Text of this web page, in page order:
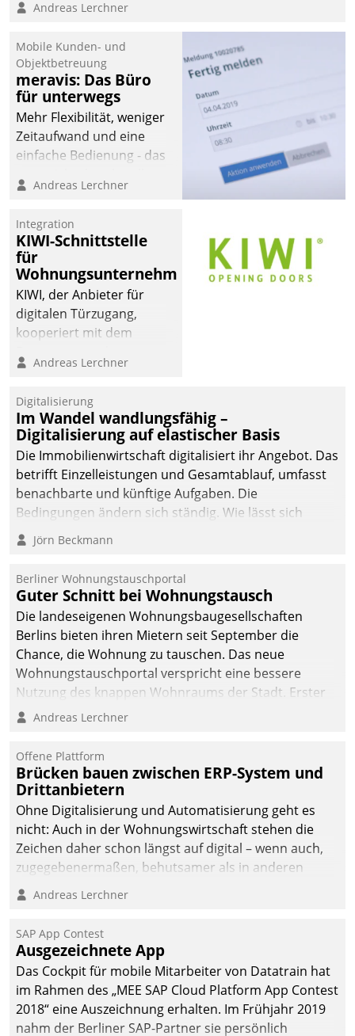
und Beschwerde-Management einen eigenen Kanal
ein.
Andreas Lerchner
Mobile Kunden- und
Objektbetreuung
meravis: Das Büro
für unterwegs
Mehr Flexibilität, weniger
Zeitaufwand und eine
einfache Bedienung - das
Cockpit für mobile
Datatrain. Die meravis
Wohnungsbau- und
Immobilien GmbH hat
sich dabei für den Betrieb
der Lösung über die SAP
Cloud Platform
Unternehmen am
Andreas Lerchner
Integration
KIWI-Schnittstelle
für
Wohnungsunternehmen
KIWI, der Anbieter für
digitalen Türzugang,
kooperiert mit dem
Softwareentwicklungshaus
Andreas Lerchner
Digitalisierung
Im Wandel wandlungsfähig –
Digitalisierung auf elastischer Basis
Die Immobilienwirtschaft digitalisiert ihr Angebot. Das
betrifft Einzelleistungen und Gesamtablauf, umfasst
benachbarte und künftige Aufgaben. Die
Bedingungen ändern sich ständig. Wie lässt sich
technisch die Kontrolle wahren und zugleich Freiraum
fürs Wachsen öffnen?
Jörn Beckmann
Berliner Wohnungstauschportal
Guter Schnitt bei Wohnungstausch
Die landeseigenen Wohnungsbaugesellschaften
Berlins bieten ihren Mietern seit September die
Chance, die Wohnung zu tauschen. Das neue
Wohnungstauschportal verspricht eine bessere
Nutzung des knappen Wohnraums der Stadt. Erster
Anwendungsfall für Datatrains Lösung API-Hub mit
Unternehmen.
Andreas Lerchner
Offene Plattform
Brücken bauen zwischen ERP-System und
Drittanbietern
Ohne Digitalisierung und Automatisierung geht es
nicht: Auch in der Wohnungswirtschaft stehen die
Zeichen daher schon längst auf digital – wenn auch,
zugegebenermaßen, behutsamer als in anderen
Branchen.
Andreas Lerchner
SAP App Contest
Ausgezeichnete App
Das Cockpit für mobile Mitarbeiter von Datatrain hat
im Rahmen des „MEE SAP Cloud Platform App Contest
2018“ eine Auszeichnung erhalten. Im Frühjahr 2019
nahm der Berliner SAP-Partner sie persönlich